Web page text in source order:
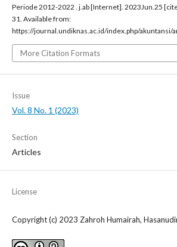
Periode 2012-2022 . j.ab [Internet]. 2023Jun.25
31. Available from:
https://journal.undiknas.ac.id/index.php/akuntansi/
More Citation Formats
Issue
Vol. 8 No. 1 (2023)
Section
Articles
License
Copyright (c) 2023 Zahroh Humairah,